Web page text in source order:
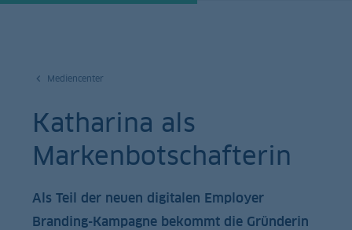
Mediencenter
Katharina als
Markenbotschafterin
Als Teil der neuen digitalen Employer
Branding-Kampagne bekommt die Gründerin